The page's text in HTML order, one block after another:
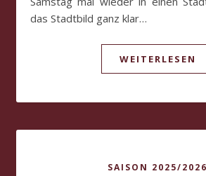
das Stadtbild ganz klar…
WEITERLESEN
SAISON 2025/2026